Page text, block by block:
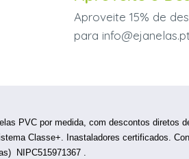
Aproveite 15% de
para
PVC por medida, com descontos diretos
Classe+. Inastaladores certificados.
NIPC515971367 .